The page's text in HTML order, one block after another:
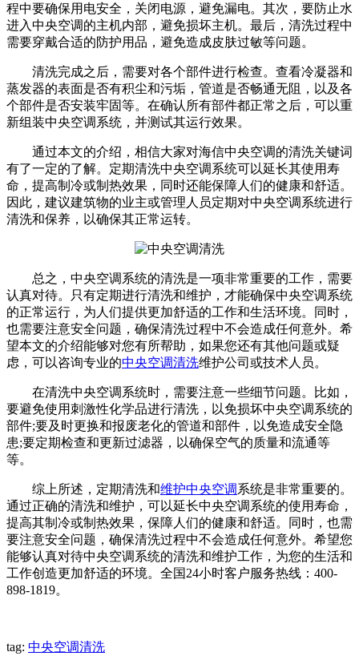
程中要确保用电安全，关闭电源，避免漏电。其次，要防止水
进入中央空调的主机内部，避免损坏主机。最后，清洗过程中
需要穿戴合适的防护用品，避免造成皮肤过敏等问题。
清洗完成之后，需要对各个部件进行检查。查看冷凝器和
蒸发器的表面是否有积尘和污垢，管道是否畅通无阻，以及各
个部件是否安装牢固等。在确认所有部件都正常之后，可以重
新组装中央空调系统，并测试其运行效果。
通过本文的介绍，相信大家对海信中央空调的清洗关键词
有了一定的了解。定期清洗中央空调系统可以延长其使用寿
命，提高制冷或制热效果，同时还能保障人们的健康和舒适。
因此，建议建筑物的业主或管理人员定期对中央空调系统进行
清洗和保养，以确保其正常运转。
总之，中央空调系统的清洗是一项非常重要的工作，需要
认真对待。只有定期进行清洗和维护，才能确保中央空调系统
的正常运行，为人们提供更加舒适的工作和生活环境。同时，
也需要注意安全问题，确保清洗过程中不会造成任何意外。希
望本文的介绍能够对您有所帮助，如果您还有其他问题或疑
虑，可以咨询专业的中央空调清洗维护公司或技术人员。
在清洗中央空调系统时，需要注意一些细节问题。比如，
要避免使用刺激性化学品进行清洗，以免损坏中央空调系统的
部件;要及时更换和报废老化的管道和部件，以免造成安全隐
患;要定期检查和更新过滤器，以确保空气的质量和流通等
等。
综上所述，定期清洗和维护中央空调系统是非常重要的。
通过正确的清洗和维护，可以延长中央空调系统的使用寿命，
提高其制冷或制热效果，保障人们的健康和舒适。同时，也需
要注意安全问题，确保清洗过程中不会造成任何意外。希望您
能够认真对待中央空调系统的清洗和维护工作，为您的生活和
工作创造更加舒适的环境。全国24小时客户服务热线：400-
898-1819。
tag: 中央空调清洗